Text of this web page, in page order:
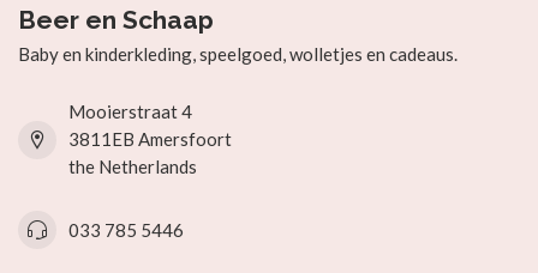
Beer en Schaap
Baby en kinderkleding, speelgoed, wolletjes en cadeaus.
Mooierstraat 4
3811EB Amersfoort
the Netherlands
033 785 5446